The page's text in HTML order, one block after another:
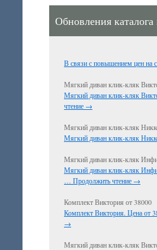
Обновления
В связи с повышением цен
Мягкий диван клик-кляк
Мягкий диван клик-кляк
чтение →
Мягкий диван клик-кляк
Мягкий диван клик-кляк
Мягкий диван клик-кляк
Мягкий диван клик-кляк
… Продолжить чтение →
Комплект Виктория от 38000
Комплект Виктория. Цена от
→
Мягкий диван клик-кляк